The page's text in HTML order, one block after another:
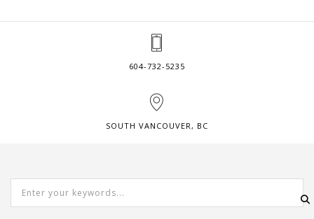
604-732-5235
SOUTH VANCOUVER, BC